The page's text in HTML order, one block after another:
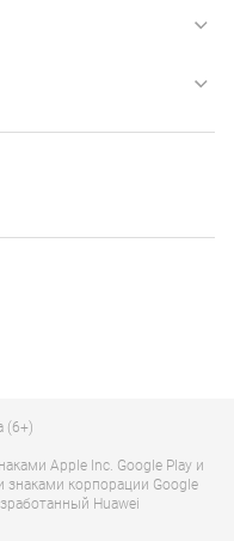
(6+)
Apple Inc. Google Play и
корпорации Google
Huawei